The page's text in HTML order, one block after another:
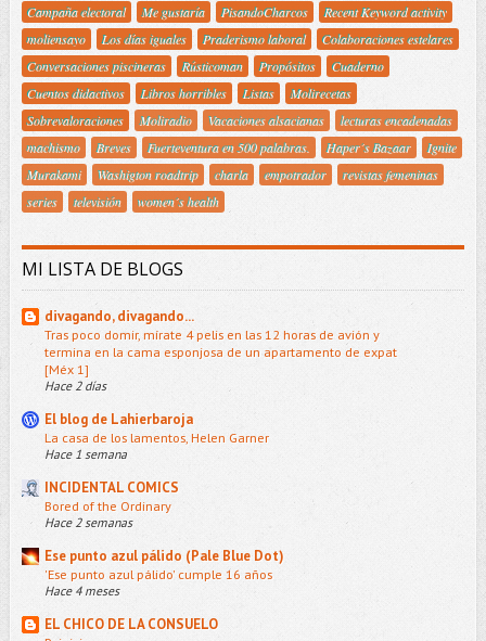
Campaña electoral
Me gustaría PisandoCharcos
Recent Keyword activity
moliensayo
Los días iguales Praderismo laboral
Colaboraciones estelares
Conversaciones piscineras
Rústicoman Propósitos
Cuaderno
Cuentos didactivos
Libros horribles Listas
Molirecetas
Sobrevaloraciones
Moliradio Vacaciones alsacianas
lecturas encadenadas
machismo
Breves Fuerteventura en 500 palabras. Haper´s Bazaar
Ignite
Murakami
Washigton roadtrip charla empotrador
revistas femeninas
series
televisión women´s health
MI LISTA DE BLOGS
divagando, divagando...
Tras poco domir, mírate 4 pelis en las 12 horas de avión y
termina en la cama esponjosa de un apartamento de expat
[Méx 1]
Hace 2 días
El blog de Lahierbaroja
La casa de los lamentos, Helen Garner
Hace 1 semana
INCIDENTAL COMICS
Bored of the Ordinary
Hace 2 semanas
Ese punto azul pálido (Pale Blue Dot)
'Ese punto azul pálido' cumple 16 años
Hace 4 meses
EL CHICO DE LA CONSUELO